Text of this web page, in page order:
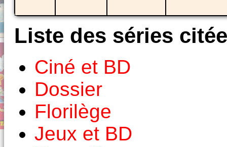
Liste des séries
Ciné et BD
Dossier
Florilège
Jeux et BD